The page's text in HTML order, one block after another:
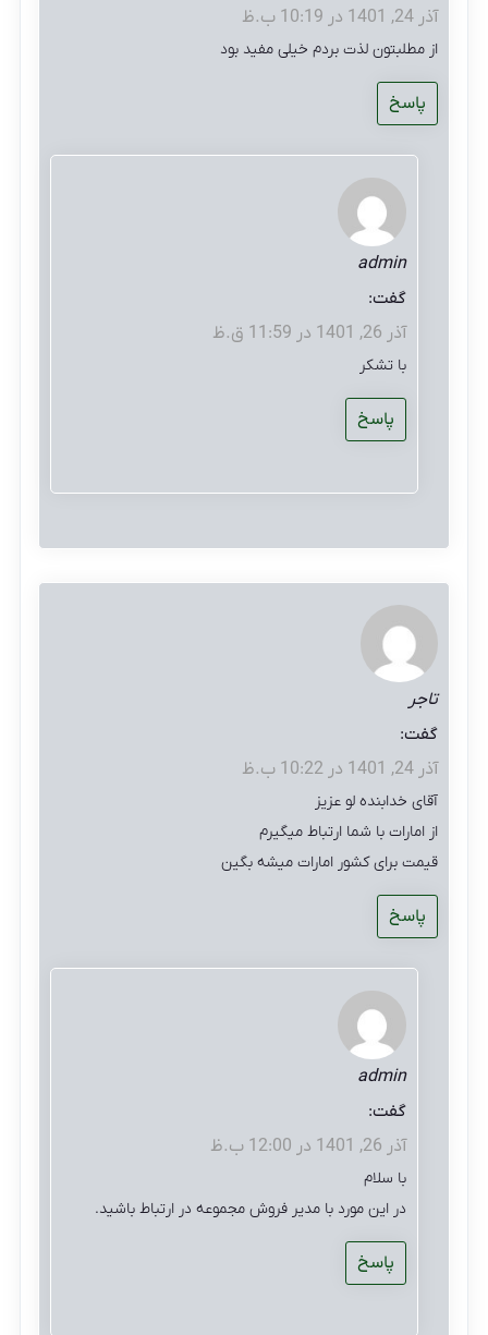
آذر 24, 1401 در 10:19 ب.ظ
از مطلبتون لذت بردم خیلی مفید بود
پاسخ
admin
گفت:
آذر 26, 1401 در 11:59 ق.ظ
با تشکر
پاسخ
تاجر
گفت:
آذر 24, 1401 در 10:22 ب.ظ
آقای خدابنده لو عزیز
از امارات با شما ارتباط میگیرم
قیمت برای کشور امارات میشه بگین
پاسخ
admin
گفت:
آذر 26, 1401 در 12:00 ب.ظ
با سلام
در این مورد با مدیر فروش مجموعه در ارتباط باشید.
پاسخ